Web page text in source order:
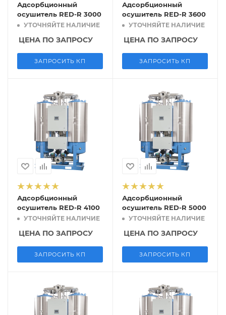
Адсорбционный
осушитель RED-R 3000
УТОЧНЯЙТЕ НАЛИЧИЕ
ЦЕНА ПО ЗАПРОСУ
ЗАПРОСИТЬ КП
Адсорбционный
осушитель RED-R 3600
УТОЧНЯЙТЕ НАЛИЧИЕ
ЦЕНА ПО ЗАПРОСУ
ЗАПРОСИТЬ КП
Адсорбционный
осушитель RED-R 4100
УТОЧНЯЙТЕ НАЛИЧИЕ
ЦЕНА ПО ЗАПРОСУ
ЗАПРОСИТЬ КП
Адсорбционный
осушитель RED-R 5000
УТОЧНЯЙТЕ НАЛИЧИЕ
ЦЕНА ПО ЗАПРОСУ
ЗАПРОСИТЬ КП